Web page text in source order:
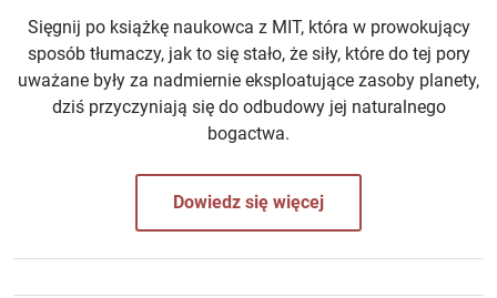
Sięgnij po książkę naukowca z MIT, która w prowokujący
sposób tłumaczy, jak to się stało, że siły, które do tej pory
uważane były za nadmiernie eksploatujące zasoby planety,
dziś przyczyniają się do odbudowy jej naturalnego
bogactwa.
Dowiedz się więcej